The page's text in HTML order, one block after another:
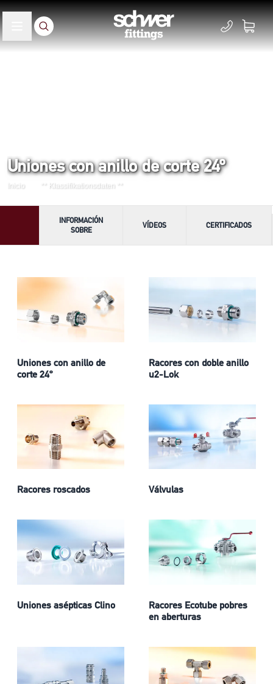
Uniones con anillo de corte 24º
Inicio ** Klassifikationsdaten **
INFORMACIÓN
SOBRE
VÍDEOS CERTIFICADOS
Uniones con anillo de
corte 24º
Racores con doble anillo
u2-Lok
Racores roscados Válvulas
Uniones asépticas Clino
Racores Ecotube pobres
en aberturas